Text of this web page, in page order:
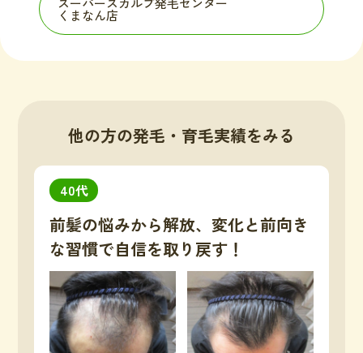
くまなん店
他の方の発毛・育毛実績をみる
40代
前髪の悩みから解放、変化と前向き
な習慣で自信を取り戻す！